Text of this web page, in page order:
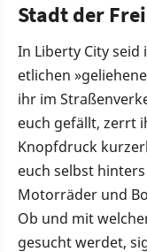
Stadt der
In Liberty City seid
etlichen
ihr im
euch gefällt, zerrt
Knopfdruck
euch selbst
Motorräder und
Ob und mit
gesucht werdet,